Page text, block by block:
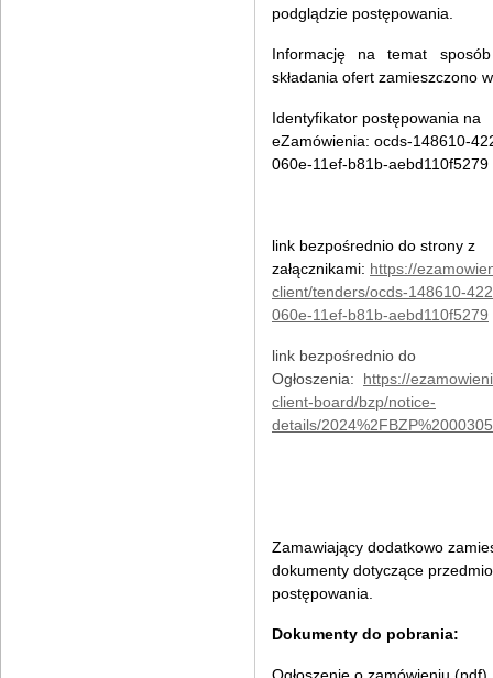
podglądzie postępowania.
Informację na temat
składania ofert zamieszczono
Identyfikator postępowania na
eZamówienia: ocds-148610-
060e-11ef-b81b-aebd110f5279
link bezpośrednio do strony z
załącznikami: https://
client/tenders/ocds-148610-
060e-11ef-b81b-aebd110f5279
link bezpośrednio do
Ogłoszenia: https://
client-board/bzp/notice-
details/
Zamawiający dodatkowo
dokumenty dotyczące
postępowania.
Dokumenty do pobrania:
Ogłoszenie o zamówieniu (pdf)